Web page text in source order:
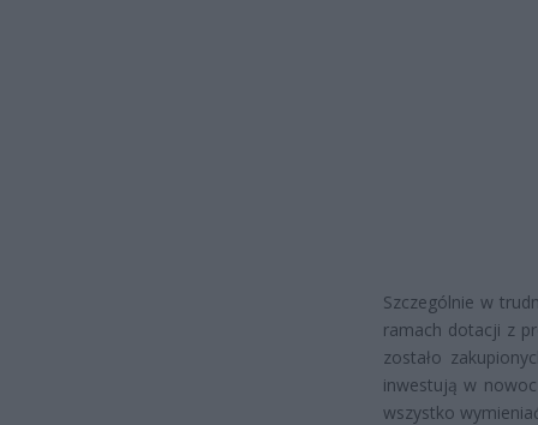
Szczególnie w
ramach dotacji z
zostało
inwestują w
wszystko